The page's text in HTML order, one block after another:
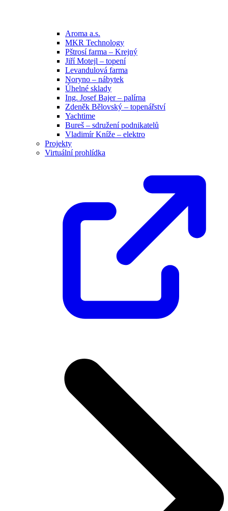
Aroma a.s.
MKR Technology
Pštrosí farma – Krejný
Jiří Motejl – topení
Levandulová farma
Noryno – nábytek
Úhelné sklady
Ing. Josef Bajer – palírna
Zdeněk Bělovský – topenářství
Yachtime
Bureš – sdružení podnikatelů
Vladimír Kníže – elektro
Projekty
Virtuální prohlídka